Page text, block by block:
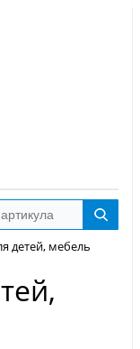
детей, мебель